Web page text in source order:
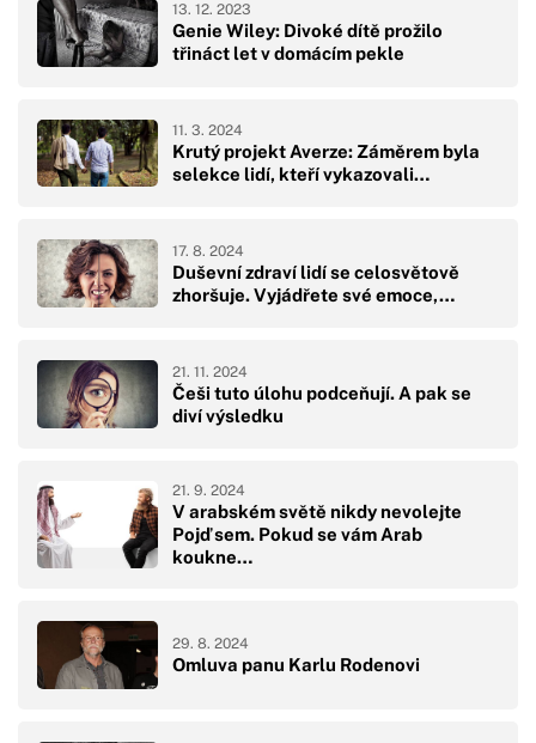
Genie Wiley: Divoké dítě prožilo
třináct let v domácím pekle
13. 12. 2023
Krutý projekt Averze: Záměrem byla
selekce lidí, kteří vykazovali…
11. 3. 2024
Duševní zdraví lidí se celosvětově
zhoršuje. Vyjádřete své emoce,…
17. 8. 2024
Češi tuto úlohu podceňují. A pak se
diví výsledku
21. 11. 2024
V arabském světě nikdy nevolejte
Pojď sem. Pokud se vám Arab
koukne…
21. 9. 2024
Omluva panu Karlu Rodenovi
29. 8. 2024